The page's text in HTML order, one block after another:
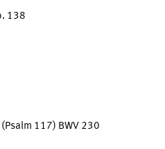
138
117) BWV 230